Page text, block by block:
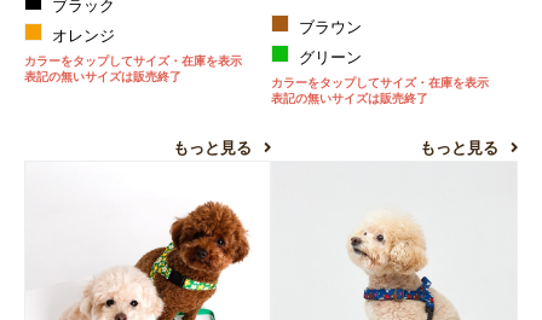
ブラック
オレンジ
カラーをタップしてサイズ・在庫を表示
表記の無いサイズは販売終了
もっと見る
ブラウン
グリーン
カラーをタップしてサイズ・在庫を表示
表記の無いサイズは販売終了
もっと見る